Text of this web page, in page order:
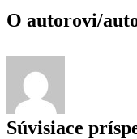
Facebook
WhatsApp
O autorovi/
Súvisiace